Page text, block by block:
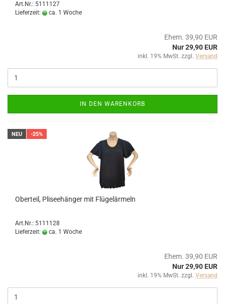
Art.Nr.: 5111127
Lieferzeit:
ca. 1 Woche
Ehem. 39,90 EUR
Nur 29,90 EUR
inkl. 19% MwSt. zzgl. Versand
IN DEN WARENKORB
NEU -25%
Oberteil, Pliseehänger mit Flügelärmeln
Art.Nr.: 5111128
Lieferzeit:
ca. 1 Woche
Ehem. 39,90 EUR
Nur 29,90 EUR
inkl. 19% MwSt. zzgl. Versand